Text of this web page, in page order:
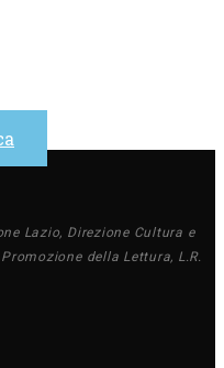
Lazio, Direzione Cultura e
della Lettura, L.R.